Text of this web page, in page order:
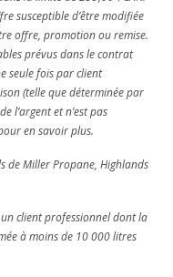
susceptible d’être modifiée
offre, promotion ou remise.
prévus dans le contrat
seule fois par client
(telle que déterminée par
l’argent et n’est pas
en savoir plus.
de Miller Propane, Highlands
client professionnel dont la
à moins de 10 000 litres